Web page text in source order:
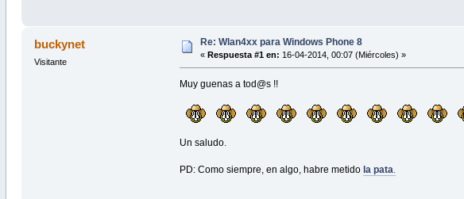
buckynet
Visitante
Re: Wlan4xx para Windows Phone 8
« Respuesta #1 en: 16-04-2014, 00:07 (Miércoles) »
Muy guenas a tod@s !!
Un saludo.
PD: Como siempre, en algo, habre metido la pata.